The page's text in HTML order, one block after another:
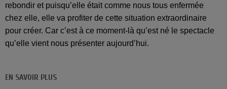
rebondir et puisqu’elle était comme nous tous enfermée
chez elle, elle va profiter de cette situation extraordinaire
pour créer. Car c’est à ce moment-là qu’est né le spectacle
qu’elle vient nous présenter aujourd’hui.
EN SAVOIR PLUS